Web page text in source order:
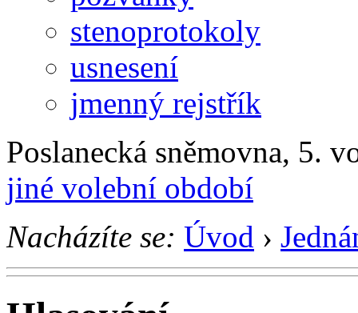
stenoprotokoly
usnesení
jmenný rejstřík
Poslanecká sněmovna, 5.
jiné volební období
Nacházíte se: Úvod ›